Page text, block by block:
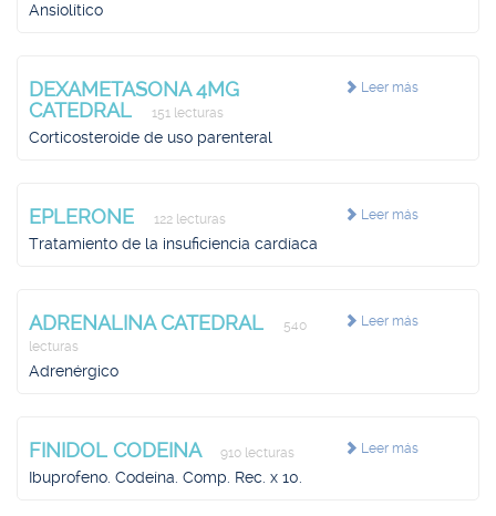
Ansiolítico
Leer más
DEXAMETASONA 4MG
CATEDRAL
151 lecturas
Corticosteroide de uso parenteral
Leer más
EPLERONE 122 lecturas
Tratamiento de la insuficiencia cardíaca
Leer más
ADRENALINA CATEDRAL
540
lecturas
Adrenérgico
Leer más
FINIDOL CODEINA 910 lecturas
Ibuprofeno. Codeína. Comp. Rec. x 10.